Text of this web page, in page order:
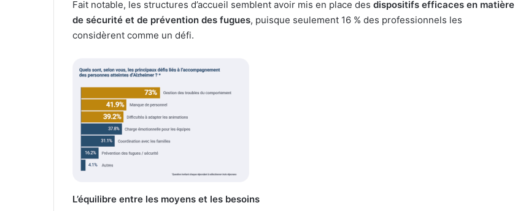
Fait notable, les structures d’accueil semblent avoir mis en place des dispositifs efficaces en matière
de sécurité et de prévention des fugues, puisque seulement 16 % des professionnels les
considèrent comme un défi.
L’équilibre entre les moyens et les besoins